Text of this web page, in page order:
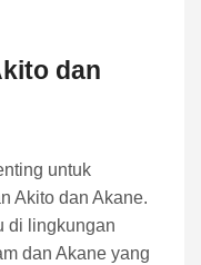
dan
untuk
Akito dan Akane.
di lingkungan
dan Akane yang